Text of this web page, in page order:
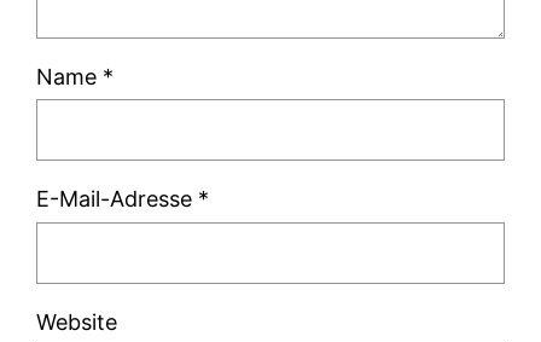
Name *
E-Mail-Adresse *
Website